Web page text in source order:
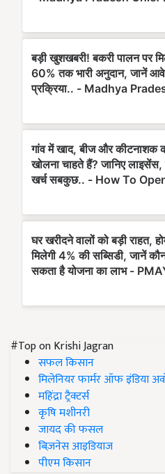
#Top on Krishi Jagran
सफल किसान
मिलेनियर फार्मर ऑफ इंडिया
महिंद्रा ट्रैक्टर्स
कृषि मशीनरी
जायद की फसल
बिज़नेस आइडियाज
पीएम किसान